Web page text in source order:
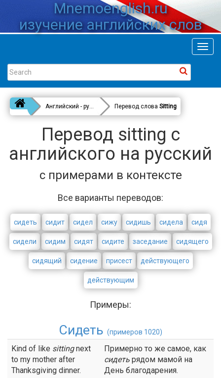
Mnemoenglish.ru
изучение английских слов
Английский - русский Перевод слова Sitting
Перевод sitting с
английского на русский
с примерами в контексте
Все варианты переводов:
сидеть сидит сидел сижу сидишь сидела сидя
сидели сидим сидят сидите заседание сидящего
сидящий сидение присест действующего
действующим
Примеры:
Сидеть (примеров 1020)
Kind of like sittingnext
to my mother after
Thanksgiving dinner.
Примерно то же самое, как
сидеть рядом мамой на
День благодарения.